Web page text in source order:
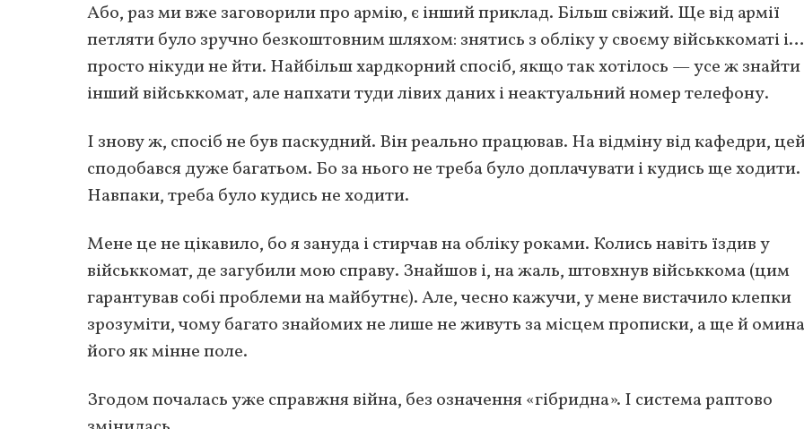
Або, раз ми вже заговорили про армію, є інший приклад. Більш свіжий. Ще від армії
петляти було зручно безкоштовним шляхом: знятись з обліку у своєму військкоматі і…
просто нікуди не йти. Найбільш хардкорний спосіб, якщо так хотілось — усе ж знайти
інший військкомат, але напхати туди лівих даних і неактуальний номер телефону.
І знову ж, спосіб не був паскудний. Він реально працював. На відміну від кафедри,
сподобався дуже багатьом. Бо за нього не треба було доплачувати і кудись ще ходити.
Навпаки, треба було кудись не ходити.
Мене це не цікавило, бо я зануда і стирчав на обліку роками. Колись навіть їздив у
військкомат, де загубили мою справу. Знайшов і, на жаль, штовхнув військкома (цим
гарантував собі проблеми на майбутнє). Але, чесно кажучи, у мене вистачило клепки
зрозуміти, чому багато знайомих не лише не живуть за місцем прописки, а ще й
його як мінне поле.
Згодом почалась уже справжня війна, без означення «гібридна». І система раптово